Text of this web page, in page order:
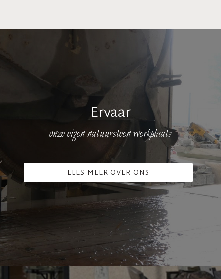
Ervaar
onze eigen natuursteen werkplaats
LEES MEER OVER ONS